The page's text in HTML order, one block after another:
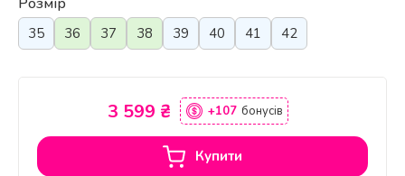
35 36 37 38 39 40 41 42
3 599 ₴ +107 бонусів
Купити